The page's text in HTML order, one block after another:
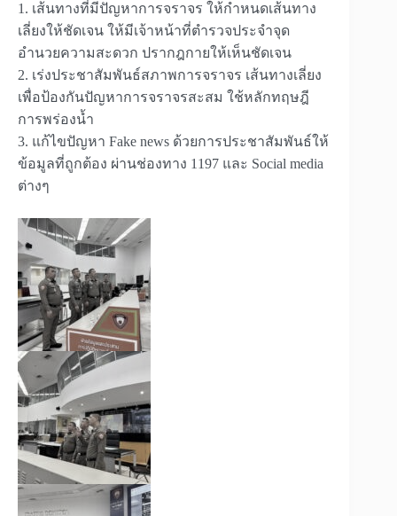
1. เส้นทางที่มีปัญหาการจราจร ให้กำหนดเส้นทาง
เลี่ยงให้ชัดเจน ให้มีเจ้าหน้าที่ตำรวจประจำจุด
อำนวยความสะดวก ปรากฎกายให้เห็นชัดเจน
2. เร่งประชาสัมพันธ์สภาพการจราจร เส้นทางเลี่ยง
เพื่อป้องกันปัญหาการจราจรสะสม ใช้หลักทฤษฎี
การพร่องน้ำ
3. แก้ไขปัญหา Fake news ด้วยการประชาสัมพันธ์ให้
ข้อมูลที่ถูกต้อง ผ่านช่องทาง 1197 และ Social media
ต่างๆ